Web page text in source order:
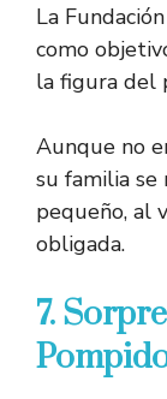
La
como
la figura del
Aunque no
su familia se
pequeño, al
obligada.
7.